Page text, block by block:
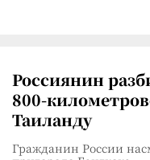
Россиянин
800-
Таиланду
Гражданин России